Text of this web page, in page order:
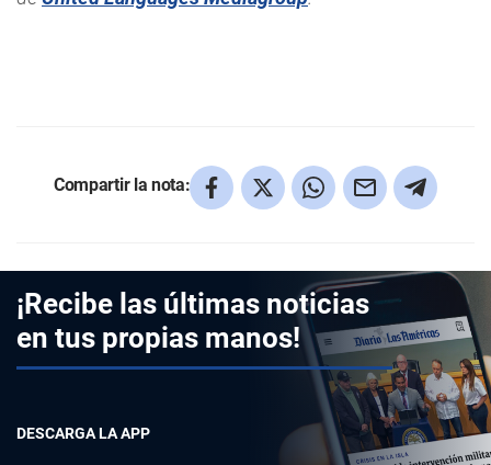
Compartir la nota:
¡Recibe las últimas noticias
en tus propias manos!
DESCARGA LA APP